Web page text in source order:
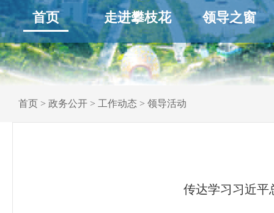
首页 走进攀枝花 领导之窗
首页 > 政务公开 > 工作动态 > 领导活动
传达学习习近平